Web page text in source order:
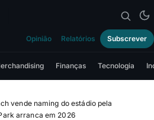
Opinião Relatórios Subscrever
Finanças Tecnologia
vende naming do estádio pela
arranca em 2026